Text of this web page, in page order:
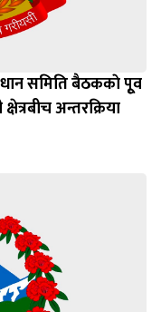
समिति बैठककाे पूृव
अन्तरक्रिया